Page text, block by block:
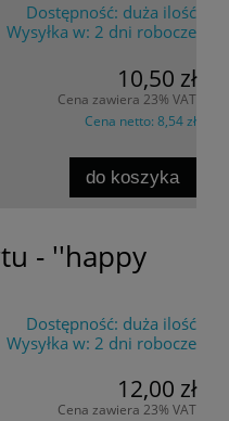
Dostępność: duża ilość
Wysyłka w: 2 dni robocze
10,50 zł
Cena zawiera 23% VAT
Cena netto: 8,54 zł
do koszyka
- ''happy
Dostępność: duża ilość
Wysyłka w: 2 dni robocze
12,00 zł
Cena zawiera 23% VAT